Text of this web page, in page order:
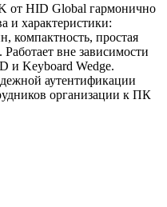
от HID Global гармонично
и характеристики:
компактность, простая
вне зависимости
и Keyboard Wedge.
аутентификации
организации к ПК